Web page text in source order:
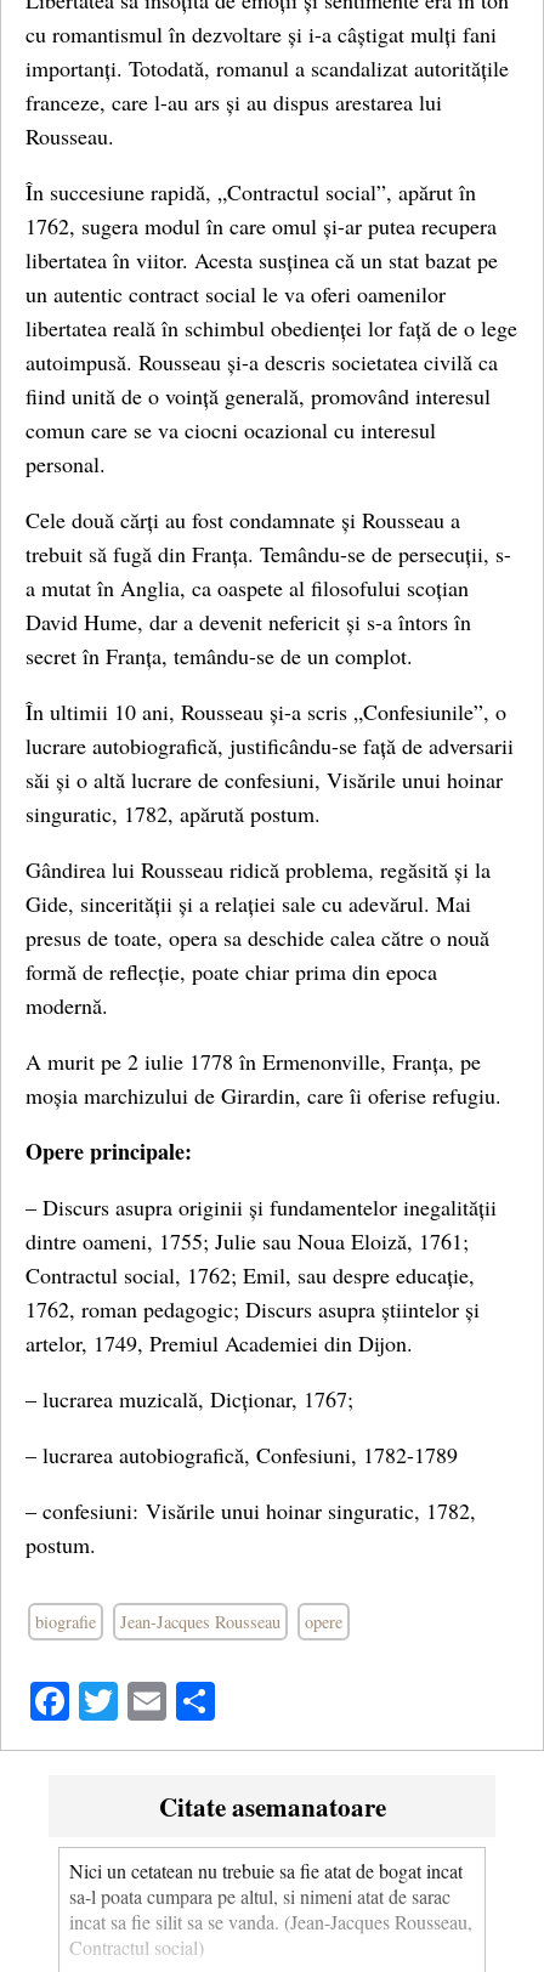
cu romantismul în dezvoltare și i-a câștigat mulți fani
importanți. Totodată, romanul a scandalizat autoritățile
franceze, care l-au ars și au dispus arestarea lui
Rousseau.
În succesiune rapidă, „Contractul social”, apărut în
1762, sugera modul în care omul și-ar putea recupera
libertatea în viitor. Acesta susținea că un stat bazat pe
un autentic contract social le va oferi oamenilor
libertatea reală în schimbul obedienței lor față de o lege
autoimpusă. Rousseau și-a descris societatea civilă ca
fiind unită de o voință generală, promovând interesul
comun care se va ciocni ocazional cu interesul
personal.
Cele două cărți au fost condamnate și Rousseau a
trebuit să fugă din Franța. Temându-se de persecuții, s-
a mutat în Anglia, ca oaspete al filosofului scoțian
David Hume, dar a devenit nefericit și s-a întors în
secret în Franța, temându-se de un complot.
În ultimii 10 ani, Rousseau și-a scris „Confesiunile”, o
lucrare autobiografică, justificându-se față de adversarii
săi și o altă lucrare de confesiuni, Visările unui hoinar
singuratic, 1782, apărută postum.
Gândirea lui Rousseau ridică problema, regăsită și la
Gide, sincerității și a relației sale cu adevărul. Mai
presus de toate, opera sa deschide calea către o nouă
formă de reflecție, poate chiar prima din epoca
modernă.
A murit pe 2 iulie 1778 în Ermenonville, Franța, pe
moșia marchizului de Girardin, care îi oferise refugiu.
Opere principale:
– Discurs asupra originii și fundamentelor inegalității
dintre oameni, 1755; Julie sau Noua Eloiză, 1761;
Contractul social, 1762; Emil, sau despre educație,
1762, roman pedagogic; Discurs asupra știintelor și
artelor, 1749, Premiul Academiei din Dijon.
– lucrarea muzicală, Dicționar, 1767;
– lucrarea autobiografică, Confesiuni, 1782-1789
– confesiuni: Visările unui hoinar singuratic, 1782,
postum.
biografie Jean-Jacques Rousseau opere
Facebook
Twitter
Email
Citate asemanatoare
Nici un cetatean nu trebuie sa fie atat de bogat incat
sa-l poata cumpara pe altul, si nimeni atat de sarac
incat sa fie silit sa se vanda. (Jean-Jacques Rousseau,
Contractul social)